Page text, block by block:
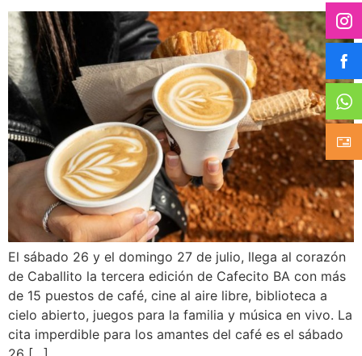
El sábado 26 y el domingo 27 de julio, llega al corazón
de Caballito la tercera edición de Cafecito BA con más
de 15 puestos de café, cine al aire libre, biblioteca a
cielo abierto, juegos para la familia y música en vivo. La
cita imperdible para los amantes del café es el sábado